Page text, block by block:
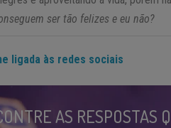
ser tão felizes e eu não?
ligada às redes sociais
AS RESPOSTAS